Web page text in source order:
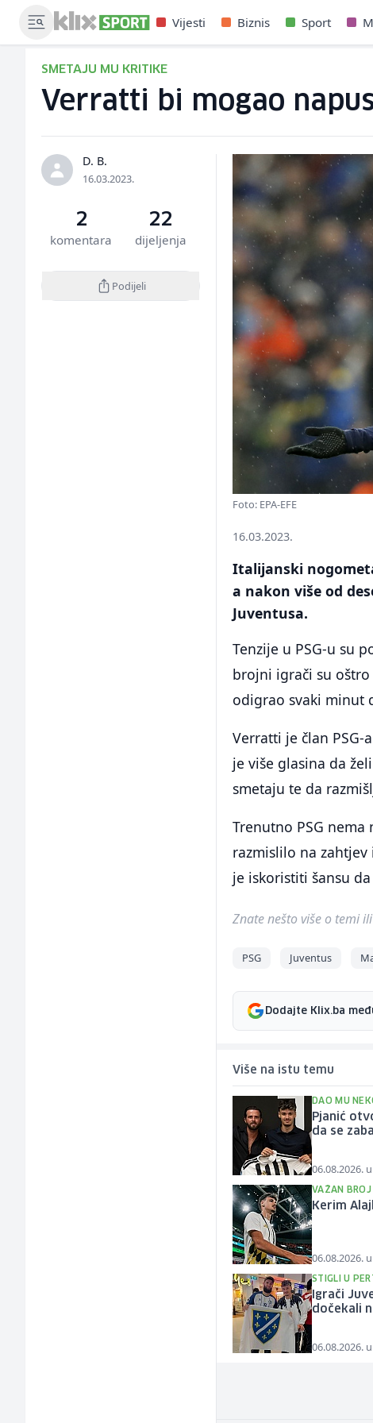
Vijesti Biznis Sport
SMETAJU MU KRITIKE
Verratti bi mogao
D. B.
16.03.2023.
2
komentara
22
dijeljenja
Podijeli
Foto: EPA-EFE
16.03.2023.
Italijanski
a nakon više od
Juventusa.
Tenzije u PSG-u su
brojni igrači su
odigrao svaki minut
Verratti je član
je više glasina da
smetaju te da
Trenutno PSG
razmislilo na zahtjev
je iskoristiti šansu
Znate nešto više o temi
PSG Juventus
Dodajte Klix.ba
Više na istu temu
DAO MU
Pjanić
da se
06.08.2026.
VAŽAN
Kerim
06.08.2026.
STIGLI U
Igrači
dočekali
06.08.2026.